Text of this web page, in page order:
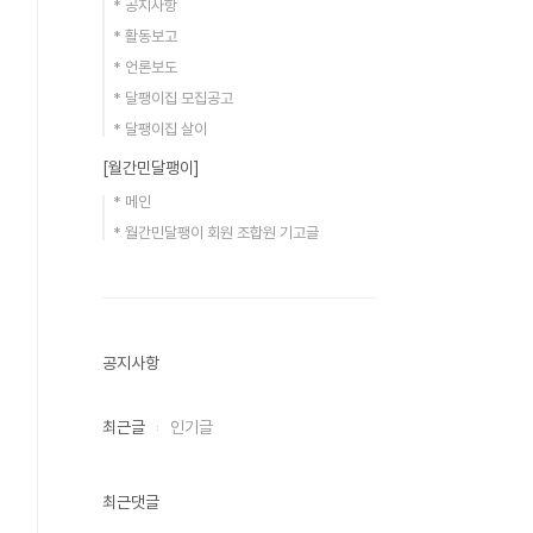
* 공지사항
* 활동보고
* 언론보도
* 달팽이집 모집공고
* 달팽이집 살이
[월간민달팽이]
* 메인
* 월간민달팽이 회원 조합원 기고글
공지사항
최근글 인기글
최근댓글